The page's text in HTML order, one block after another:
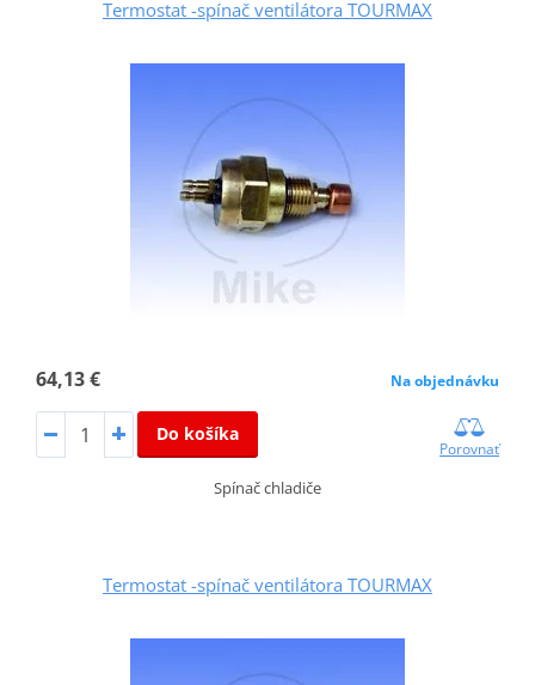
Termostat -spínač ventilátora TOURMAX
64,13 € Na objednávku
Do košíka
Porovnať
Spínač chladiče
Termostat -spínač ventilátora TOURMAX